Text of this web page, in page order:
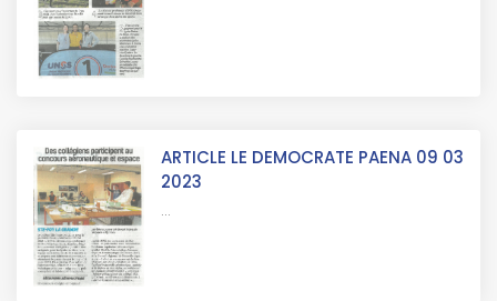
ARTICLE LE DEMOCRATE PAENA 09 03
2023
...